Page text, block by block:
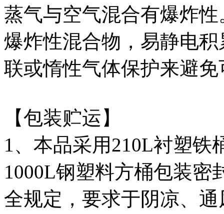
蒸气与空气混合有爆炸
爆炸性混合物，易静电
联或惰性气体保护来避
【包装贮运】
1、本品采用210L衬塑铁
1000L钢塑料方桶包装密
全规定，要求于阴凉、